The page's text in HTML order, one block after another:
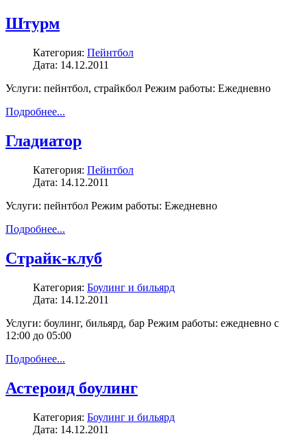
Штурм
Категория: Пейнтбол
Дата: 14.12.2011
Услуги: пейнтбол, страйкбол Режим работы: Ежедневно
Подробнее...
Гладиатор
Категория: Пейнтбол
Дата: 14.12.2011
Услуги: пейнтбол Режим работы: Ежедневно
Подробнее...
Страйк-клуб
Категория: Боулинг и бильярд
Дата: 14.12.2011
Услуги: боулинг, бильярд, бар Режим работы: ежедневно с
12:00 до 05:00
Подробнее...
Астероид боулинг
Категория: Боулинг и бильярд
Дата: 14.12.2011